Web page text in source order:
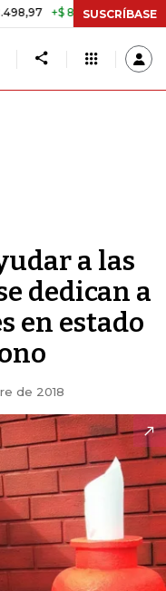
+2,19% TASA DE
SUSCRÍBASE
a las
dedican a
en estado
de 2018